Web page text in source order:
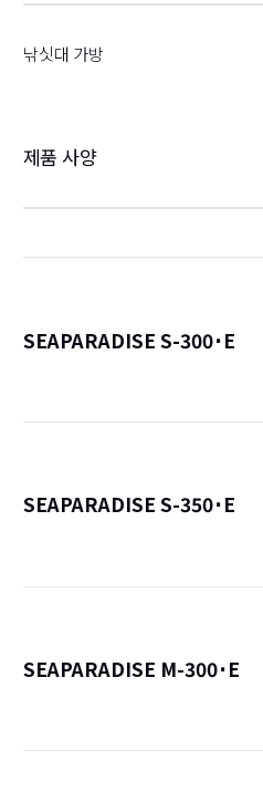
낚싯대 가방
제품 사양
SEAPARADISE S-300･E
SEAPARADISE S-350･E
SEAPARADISE M-300･E